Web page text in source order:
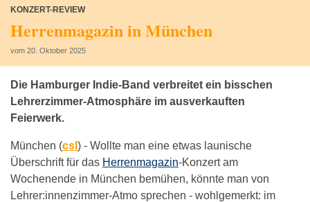
KONZERT-REVIEW
Herrenmagazin in München
vom 20. Oktober 2025
Die Hamburger Indie-Band verbreitet ein bisschen
Lehrerzimmer-Atmosphäre im ausverkauften
Feierwerk.
München (csl ) - Wollte man eine etwas launische
Überschrift für das Herrenmagazin-Konzert am
Wochenende in München bemühen, könnte man von
Lehrer:innenzimmer-Atmo sprechen - wohlgemerkt: im